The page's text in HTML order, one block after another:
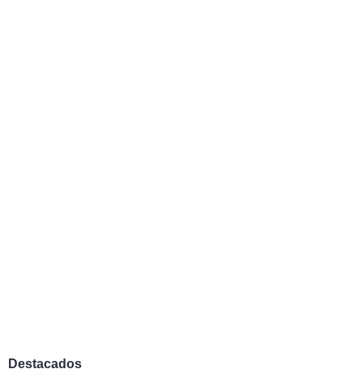
Destacados